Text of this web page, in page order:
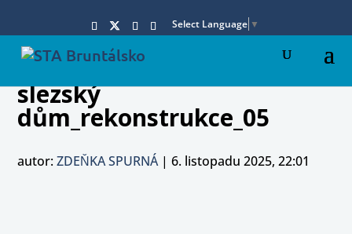
Select Language ▼
slezský
dům_rekonstrukce_05
autor:ZDEŇKA SPURNÁ|6. listopadu 2025, 22:01